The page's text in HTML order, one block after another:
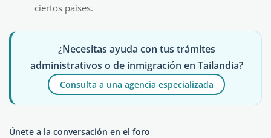
ciertos países.
¿Necesitas ayuda con tus trámites
administrativos o de inmigración en Tailandia?
Consulta a una agencia especializada
Únete a la conversación en el foro